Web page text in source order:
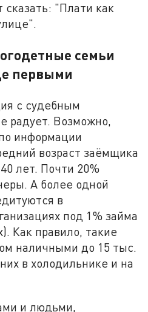
"Плати как
семьи
первыми
с судебным
радует. Возможно,
информации
возраст заёмщика
лет. Почти 20%
А более одной
в
под 1% займа
Как правило, такие
наличными до 15 тыс.
в холодильнике и на
и людьми,